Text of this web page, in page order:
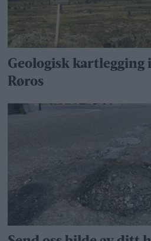
Geologisk kartlegging
Røros